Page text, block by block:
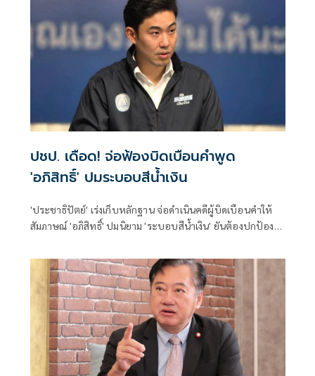
ปชป. เดือด! จ่อฟ้องบิดเบือนคำพูด
'อภิสิทธิ์' ปมระบอบสีน้ำเงิน
'ประชาธิปัตย์' เร่งเก็บหลักฐาน จ่อดำเนินคดีผู้บิดเบือนคำให้
สัมภาษณ์ 'อภิสิทธิ์' ปมนิยาม 'ระบอบสีน้ำเงิน' ยันต้องปกป้อง